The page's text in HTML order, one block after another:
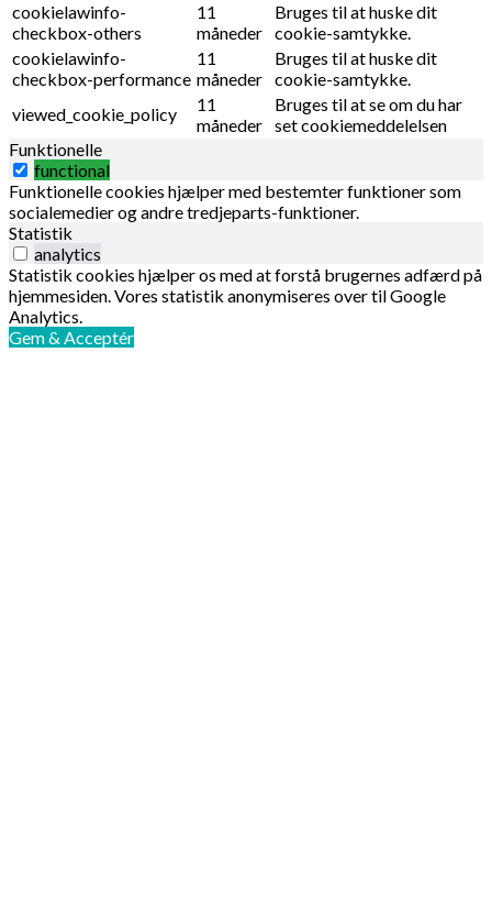
cookielawinfo-
checkbox-others
11
måneder
Bruges til at huske dit
cookie-samtykke.
cookielawinfo-
checkbox-performance
11
måneder
Bruges til at huske dit
cookie-samtykke.
viewed_cookie_policy
11
måneder
Bruges til at se om du har
set cookiemeddelelsen
Funktionelle
functional
Funktionelle cookies hjælper med bestemter funktioner som
socialemedier og andre tredjeparts-funktioner.
Statistik
analytics
Statistik cookies hjælper os med at forstå brugernes adfærd på
hjemmesiden. Vores statistik anonymiseres over til Google
Analytics.
Gem & Acceptér